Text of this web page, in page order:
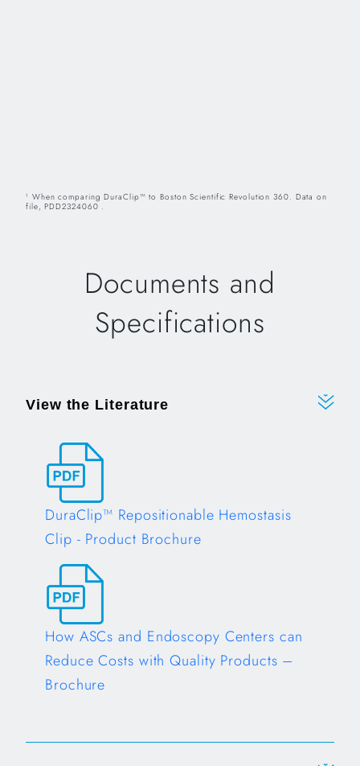
1
When comparing DuraClip™ to Boston Scientific Revolution 360. Data on
file, PDD2324060 .
Documents and
Specifications
View the Literature
DuraClip™ Repositionable Hemostasis
Clip - Product Brochure
Opens in a new tab
How ASCs and Endoscopy Centers can
Reduce Costs with Quality Products –
Brochure